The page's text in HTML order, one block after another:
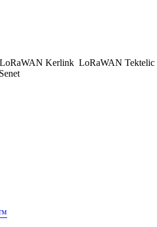
LoRaWAN Kerlink LoRaWAN Tektelic